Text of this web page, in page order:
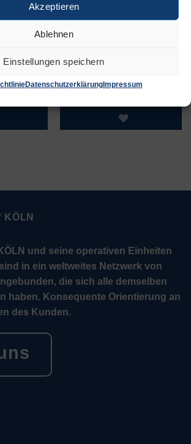
Akzeptieren
Ablehnen
Einstellungen speichern
DatenschutzerklärungImpressum
und seine operativen Einheiten
in ein weltweites Netzwerk von
die sich alle demselben
haben. Konsequente Orientierung an
des Kunden.